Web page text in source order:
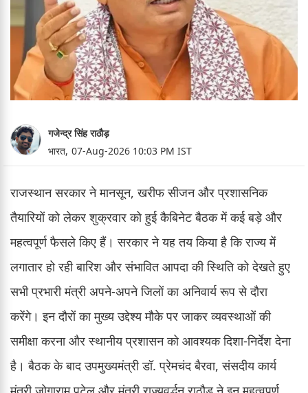
गजेन्द्र सिंह राठौड़
भारत, 07-Aug-2026 10:03 PM IST
राजस्थान सरकार ने मानसून, खरीफ सीजन और प्रशासनिक
तैयारियों को लेकर शुक्रवार को हुई कैबिनेट बैठक में कई बड़े और
महत्वपूर्ण फैसले किए हैं। सरकार ने यह तय किया है कि राज्य में
लगातार हो रही बारिश और संभावित आपदा की स्थिति को देखते हुए
सभी प्रभारी मंत्री अपने-अपने जिलों का अनिवार्य रूप से दौरा
करेंगे। इन दौरों का मुख्य उद्देश्य मौके पर जाकर व्यवस्थाओं की
समीक्षा करना और स्थानीय प्रशासन को आवश्यक दिशा-निर्देश देना
है। बैठक के बाद उपमुख्यमंत्री डॉ. प्रेमचंद बैरवा, संसदीय कार्य